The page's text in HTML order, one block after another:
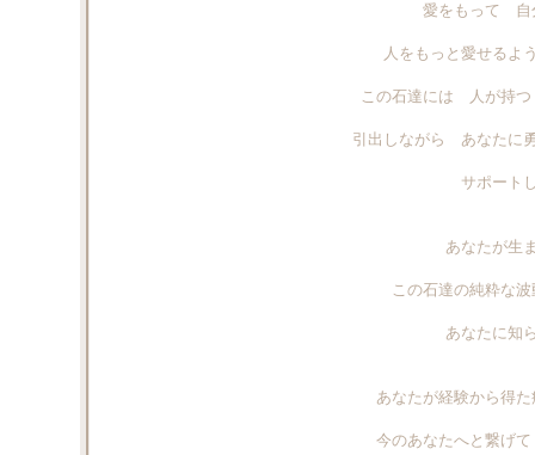
愛をもって 自
人をもっと愛せるよ
この石達には 人が持
引出しながら あなたに
サポート
あなたが生
この石達の純粋な
あなたに知
あなたが経験から得
今のあなたへと繋げ